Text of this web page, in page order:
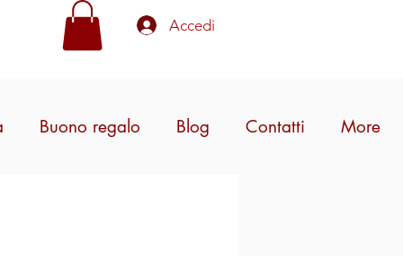
Accedi
Buono regalo Blog Contatti More